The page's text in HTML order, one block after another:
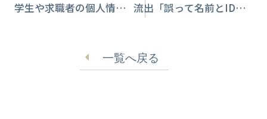
学生や求職者の個人情報 流出「誤って名前とIDを
一覧へ戻る